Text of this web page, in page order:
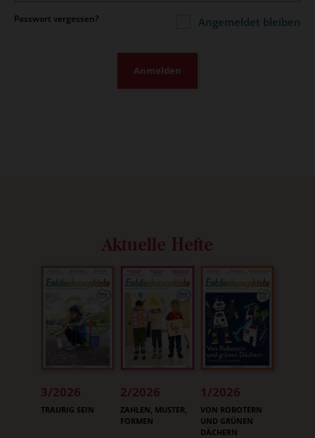
Passwort vergessen? Angemeldet bleiben
Anmelden
Aktuelle Hefte
3/2026
:
TRAURIG SEIN
2/2026
:
ZAHLEN, MUSTER,
FORMEN
1/2026
:
VON ROBOTERN
UND GRÜNEN
DÄCHERN